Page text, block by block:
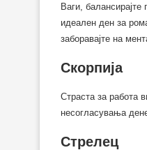
Ваги,
идеален ден за
заборавајте на
Скорпија
Страста за работа
несогласувања
Стрелец